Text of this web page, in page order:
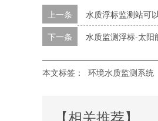
上一条
水质浮标监测站可
下一条 水质监测浮标-太阳
本文标签： 环境水质监测系统
【相关推荐】